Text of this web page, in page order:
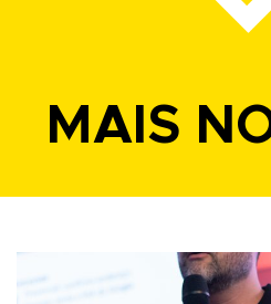
MAIS